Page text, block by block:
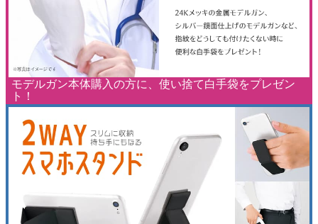
モデルガン本体購入の方に、使い捨て白手袋をプレゼン
ト！